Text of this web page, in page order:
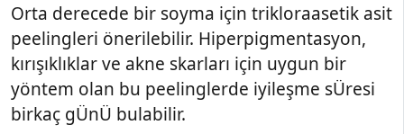
Orta derecede bir soyma için trikloraasetik asit
peelingleri önerilebilir. Hiperpigmentasyon,
kırışıklıklar ve akne skarları için uygun bir
yöntem olan bu peelinglerde iyileşme sÜresi
birkaç gÜnÜ bulabilir.